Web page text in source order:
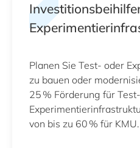
Planen Sie Test‑ oder
zu bauen oder
25 % Förderung für
von bis zu 60 % für KMU.